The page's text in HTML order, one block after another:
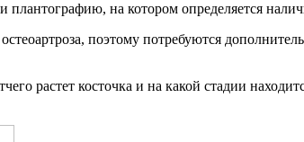
на котором определяется
поэтому потребуются
растет косточка и на какой стадии